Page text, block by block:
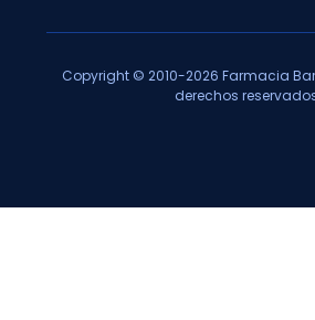
Copyright © 2010-2026 Farmacia
derechos